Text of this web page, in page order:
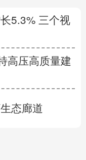
5.3% 三个视
高压高质量建
态廊道